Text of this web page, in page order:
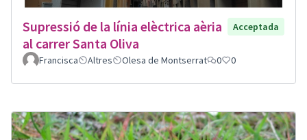
Supressió de la línia elèctrica aèria
al carrer Santa Oliva
Acceptada
Francisca Altres Olesa de Montserrat 0 0